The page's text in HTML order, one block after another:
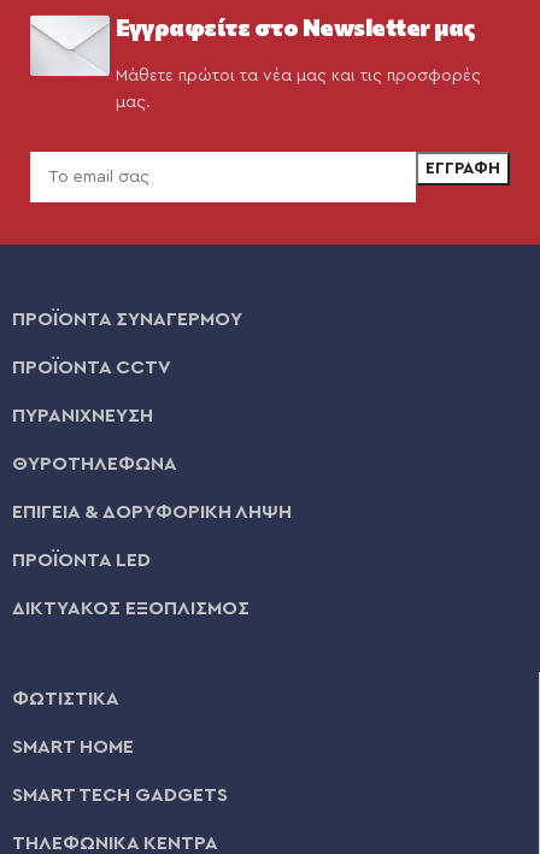
Εγγραφείτε στο Newsletter μας
Μάθετε πρώτοι τα νέα μας και τις προσφορές
μας.
ΠΡΟΪΟΝΤΑ ΣΥΝΑΓΕΡΜΟΥ
ΠΡΟΪΟΝΤΑ CCTV
ΠΥΡΑΝΙΧΝΕΥΣΗ
ΘΥΡΟΤΗΛΕΦΩΝΑ
ΕΠΙΓΕΙΑ & ΔΟΡΥΦΟΡΙΚΗ ΛΗΨΗ
ΠΡΟΪΟΝΤΑ LED
ΔΙΚΤΥΑΚΟΣ ΕΞΟΠΛΙΣΜΟΣ
ΦΩΤΙΣΤΙΚΑ
SMART HOME
SMART TECH GADGETS
ΤΗΛΕΦΩΝΙΚΑ ΚΕΝΤΡΑ